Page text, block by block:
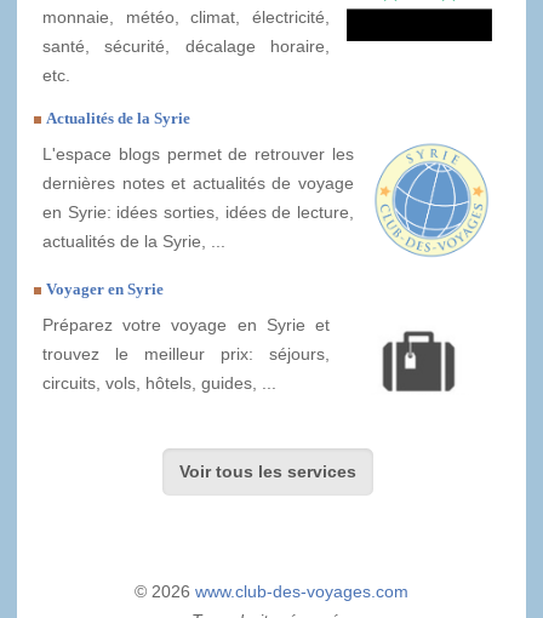
monnaie, météo, climat, électricité,
santé, sécurité, décalage horaire,
etc.
Actualités de la Syrie
L'espace blogs permet de retrouver les
dernières notes et actualités de voyage
en Syrie: idées sorties, idées de lecture,
actualités de la Syrie, ...
Voyager en Syrie
Préparez votre voyage en Syrie et
trouvez le meilleur prix: séjours,
circuits, vols, hôtels, guides, ...
Voir tous les services
© 2026 www.club-des-voyages.com